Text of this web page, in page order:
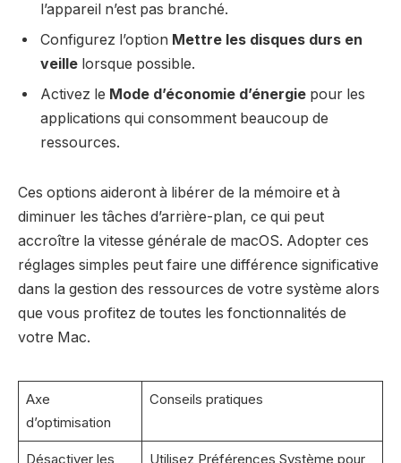
l’appareil n’est pas branché.
Configurez l’option Mettre les disques durs en
veille lorsque possible.
Activez le Mode d’économie d’énergie pour les
applications qui consomment beaucoup de
ressources.
Ces options aideront à libérer de la mémoire et à
diminuer les tâches d’arrière-plan, ce qui peut
accroître la vitesse générale de macOS. Adopter ces
réglages simples peut faire une différence significative
dans la gestion des ressources de votre système alors
que vous profitez de toutes les fonctionnalités de
votre Mac.
Axe
d’optimisation
Conseils pratiques
Désactiver les Utilisez Préférences Système pour